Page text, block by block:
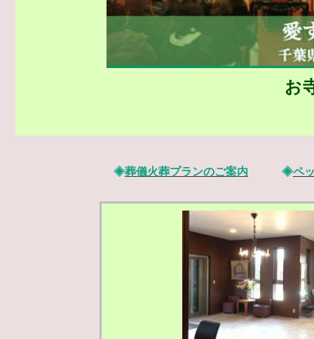
お
◈葬儀火葬プランのご案内 ◈ペ